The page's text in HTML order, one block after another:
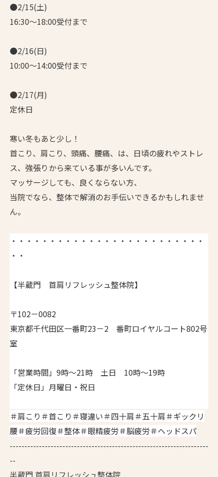
●2/15(土)
16:30～18:00受付まで
●2/16(日)
10:00～14:00受付まで
●2/17(月)
定休日
寒い冬もあと少し！
首こり、肩こり、頭痛、腰痛、は、日頃の疲れやストレ
ス、強張りから来ている事が多いんです。
マッサージしても、良くならない方、
当院でなら、整体で解消のお手伝いできるかもしれませ
ん。
・・・・・・・・・・・・・・・・・・・・・・・・・
・・
【半蔵門 首肩リフレッシュ整体院】
〒102－0082
東京都千代田区一番町23－2 番町ロイヤルコート802号
室
「営業時間」9時～21時 土日 10時～19時
「定休日」月曜日・祝日
＃肩こり＃首こり＃寝違い＃四十肩＃五十肩＃ギックリ
腰＃疲労回復＃整体＃眼精疲労＃脳疲労＃ヘッドスパ
--------------------------------------------------------------------
--
半蔵門 首肩リフレッシュ整体院